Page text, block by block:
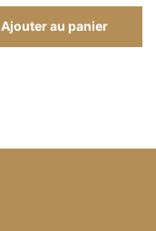
Ajouter au panier